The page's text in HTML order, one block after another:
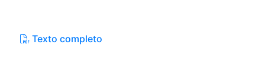
Texto completo